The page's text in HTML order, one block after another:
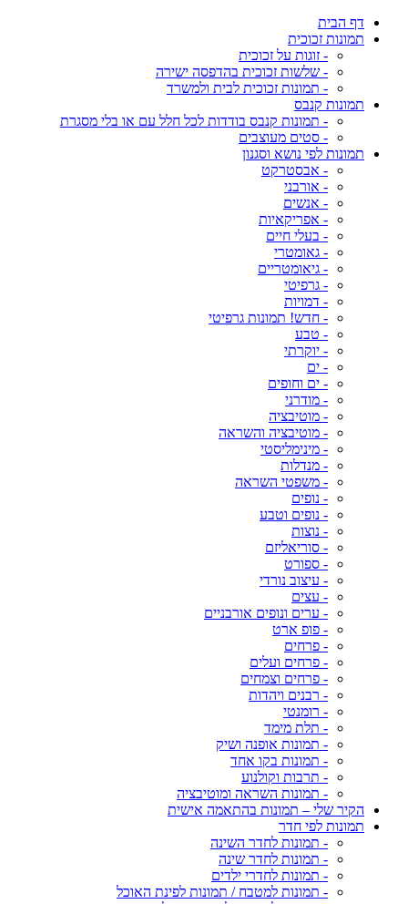
דף הבית
תמונות זכוכית
- זוגות על זכוכית
- שלשות זכוכית בהדפסה ישירה
- תמונות זכוכית לבית ולמשרד
תמונות קנבס
- תמונות קנבס בודדות לכל חלל עם או בלי מסגרת
- סטים מעוצבים
תמונות לפי נושא וסגנון
- אבסטרקט
- אורבני
- אנשים
- אפריקאיות
- בעלי חיים
- גאומטרי
- גיאומטריים
- גרפיטי
- דמויות
- חדש! תמונות גרפיטי
- טבע
- יוקרתי
- ים
- ים וחופים
- מודרני
- מוטיבציה
- מוטיבציה והשראה
- מינימליסטי
- מנדלות
- משפטי השראה
- נופים
- נופים וטבע
- נוצות
- סוריאליזם
- ספורט
- עיצוב נורדי
- עצים
- ערים ונופים אורבניים
- פופ ארט
- פרחים
- פרחים ועלים
- פרחים וצמחים
- רבנים ויהדות
- רומנטי
- תלת מימד
- תמונות אופנה ושיק
- תמונות בקו אחד
- תרבות וקולנוע
- תמונות השראה ומוטיבציה
הקיר שלי – תמונות בהתאמה אישית
תמונות לפי חדר
- תמונות לחדר השינה
- תמונות לחדר שינה
- תמונות לחדרי ילדים
- תמונות למטבח / תמונות לפינת האוכל